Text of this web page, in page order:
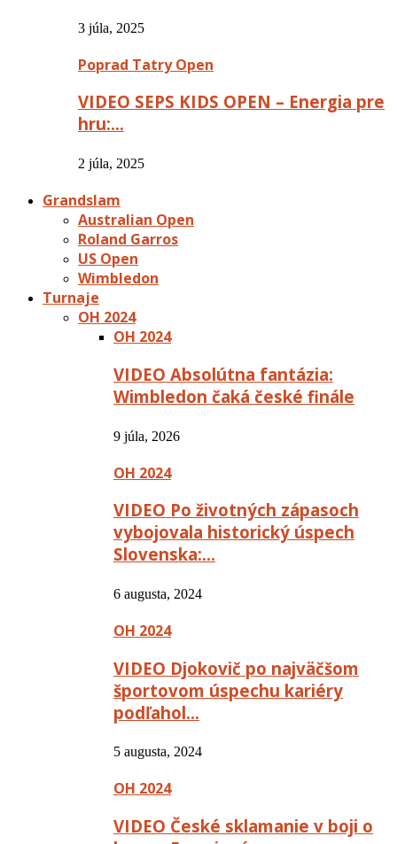
3 júla, 2025
Poprad Tatry Open
VIDEO SEPS KIDS OPEN – Energia pre
hru:…
2 júla, 2025
Grandslam
Australian Open
Roland Garros
US Open
Wimbledon
Turnaje
OH 2024
OH 2024
VIDEO Absolútna fantázia:
Wimbledon čaká české finále
9 júla, 2026
OH 2024
VIDEO Po životných zápasoch
vybojovala historický úspech
Slovenska:…
6 augusta, 2024
OH 2024
VIDEO Djokovič po najväčšom
športovom úspechu kariéry
podľahol…
5 augusta, 2024
OH 2024
VIDEO České sklamanie v boji o